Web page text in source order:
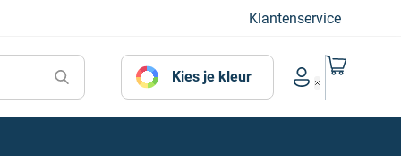
Klantenservice
Kies je kleur
Account menu
Naar mijn